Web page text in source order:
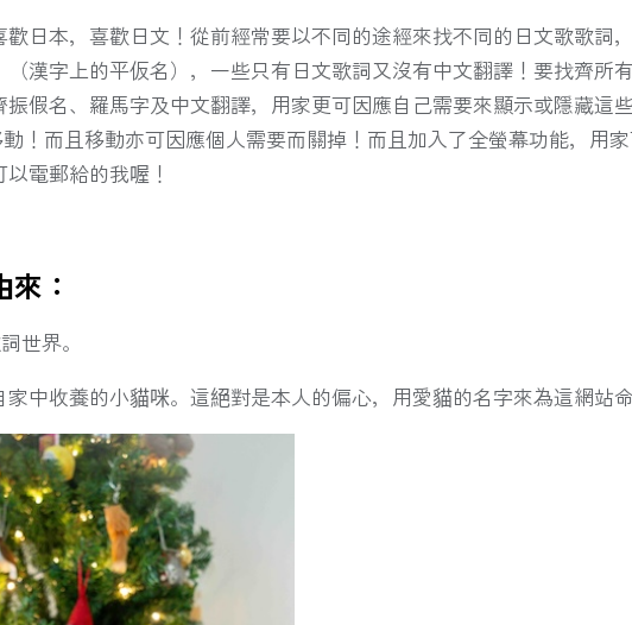
歡日本，喜歡日文！從前經常要以不同的途經來找不同的日文歌歌
漢字上的平仮名），一些只有日文歌詞又沒有中文翻譯！要找齊
假名、羅馬字及中文翻譯，用家更可因應自己需要來顯示或隱藏這
！而且移動亦可因應個人需要而關掉！而且加入了全螢幕功能，用
電郵給的我喔！
：
世界。
中收養的小貓咪。這絕對是本人的偏心，用愛貓的名字來為這網站